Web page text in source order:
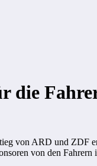
die
von ARD und ZDF
von den